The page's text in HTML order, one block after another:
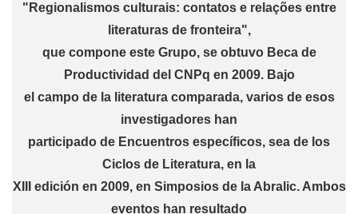
"Regionalismos culturais: contatos e relações entre
literaturas de fronteira",
que compone este Grupo, se obtuvo Beca de
Productividad del CNPq en 2009. Bajo
el campo de la literatura comparada, varios de esos
investigadores han
participado de Encuentros específicos, sea de los
Ciclos de Literatura, en la
XIII edición en 2009, en Simposios de la Abralic. Ambos
eventos han resultado